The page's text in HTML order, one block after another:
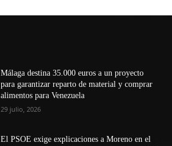
Málaga destina 35.000 euros a un proyecto
para garantizar reparto de material y comprar
alimentos para Venezuela
29 julio, 2026
El PSOE exige explicaciones a Moreno en el